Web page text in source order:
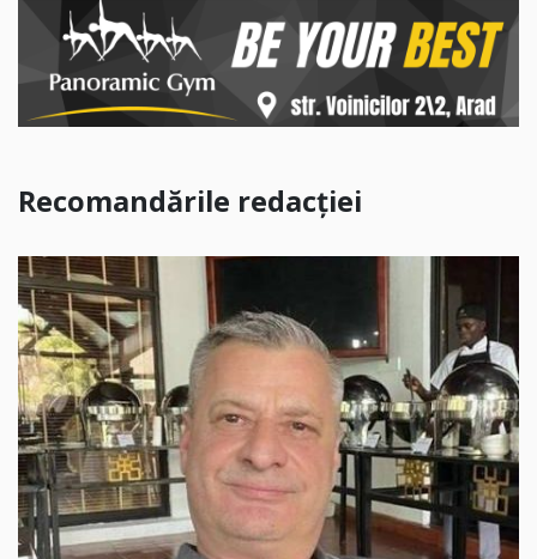
Recomandările redacției